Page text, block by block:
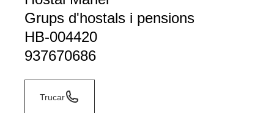
Grups d'hostals i pensions
HB-004420
937670686
Trucar